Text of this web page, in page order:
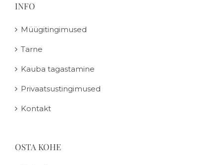
INFO
Müügitingimused
Tarne
Kauba tagastamine
Privaatsustingimused
Kontakt
OSTA KOHE